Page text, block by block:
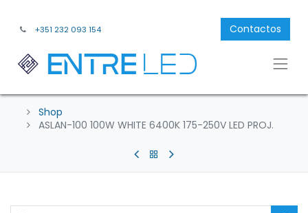
+351 232 093 154 Contactos
Shop
ASLAN-100 100W WHITE 6400K 175-250V LED PROJ.